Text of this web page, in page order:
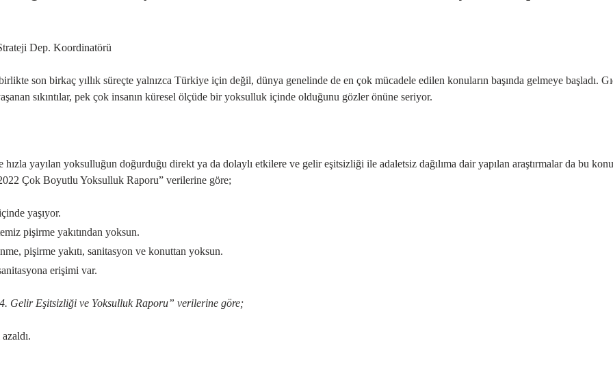
Dep. Koordinatörü
son birkaç yıllık süreçte yalnızca Türkiye için değil, dünya genelinde de en çok mücadele edilen konuların başında gelmeye başladı.
sıkıntılar, pek çok insanın küresel ölçüde bir yoksulluk içinde olduğunu gözler önüne seriyor.
yayılan yoksulluğun doğurduğu direkt ya da dolaylı etkilere ve gelir eşitsizliği ile adaletsiz dağılıma dair yapılan araştırmalar da bu
Çok Boyutlu Yoksulluk Raporu” verilerine göre;
yaşıyor.
pişirme yakıtından yoksun.
pişirme yakıtı, sanitasyon ve konuttan yoksun.
erişimi var.
Gelir Eşitsizliği ve Yoksulluk Raporu” verilerine göre;